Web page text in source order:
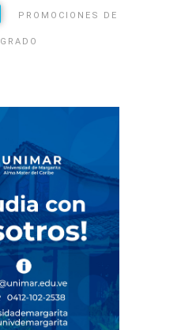
PROMOCIONES DE
GRADO